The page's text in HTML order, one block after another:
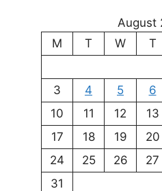
August
M
T W T
3
4 5 6
10
11 12 13
17
18 19 20
24
25 26 27
31